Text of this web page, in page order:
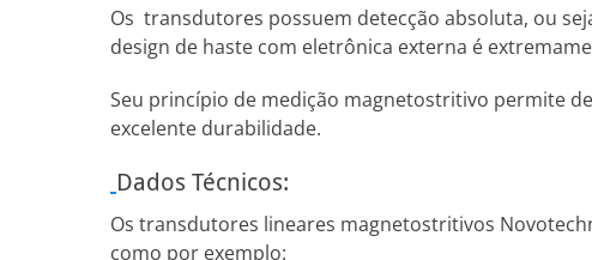
Os transdutores possuem detecção absoluta, ou
design de haste com eletrônica externa é
Seu princípio de medição magnetostritivo permite
excelente durabilidade.
Dados Técnicos:
Os transdutores lineares magnetostritivos
como por exemplo: